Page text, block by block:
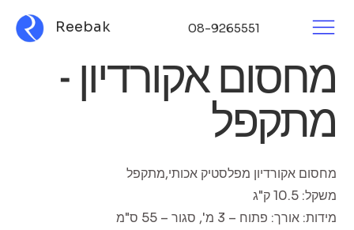
08-9265551
Reebak
מחסום אקורדיון -
מתקפל
מחסום אקורדיון מפלסטיק אכותי,מתקפל
משקל: 10.5 ק"ג
מידות: אורך: פתוח – 3 מ', סגור – 55 ס"מ